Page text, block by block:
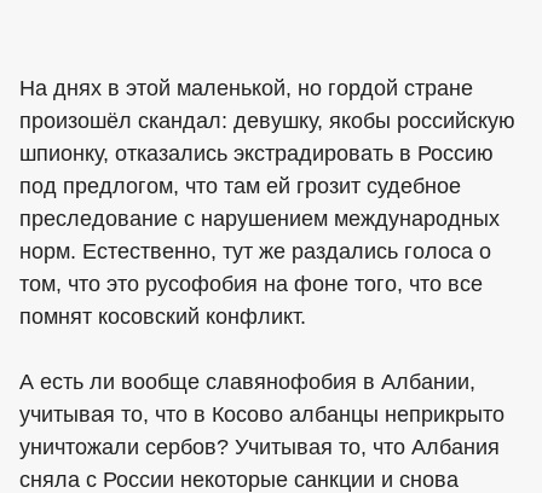
На днях в этой маленькой, но гордой стране
произошёл скандал: девушку, якобы российскую
шпионку, отказались экстрадировать в Россию
под предлогом, что там ей грозит судебное
преследование с нарушением международных
норм. Естественно, тут же раздались голоса о
том, что это русофобия на фоне того, что все
помнят косовский конфликт.
А есть ли вообще славянофобия в Албании,
учитывая то, что в Косово албанцы неприкрыто
уничтожали сербов? Учитывая то, что Албания
сняла с России некоторые санкции и снова